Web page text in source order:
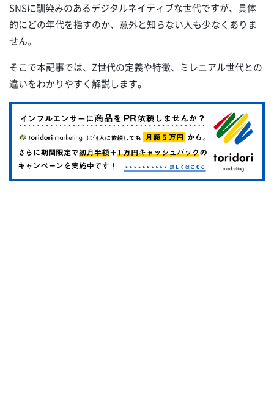
SNSに馴染みのあるデジタルネイティブな世代ですが、具体
的にどの年代を指すのか、意外と知らない人も少なくありま
せん。
そこで本記事では、Z世代の定義や特徴、ミレニアル世代との
違いをわかりやすく解説します。